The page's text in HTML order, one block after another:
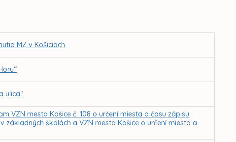
MZ v Košiciach
ulica“
VZN mesta Košice č. 108 o určení miesta a času zápisu
školách a VZN mesta Košice o určení miesta a